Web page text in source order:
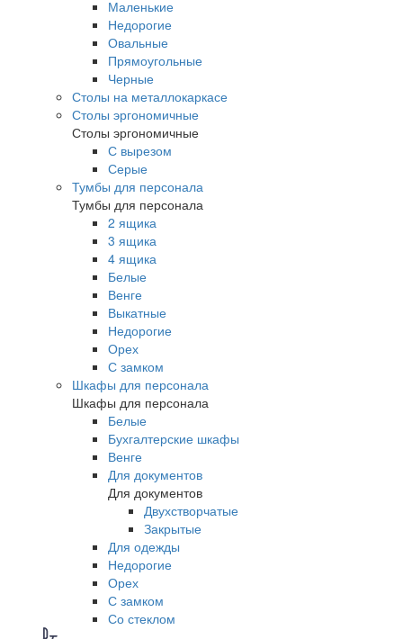
Маленькие
Недорогие
Овальные
Прямоугольные
Черные
Столы на металлокаркасе
Столы эргономичные
Столы эргономичные
С вырезом
Серые
Тумбы для персонала
Тумбы для персонала
2 ящика
3 ящика
4 ящика
Белые
Венге
Выкатные
Недорогие
Орех
С замком
Шкафы для персонала
Шкафы для персонала
Белые
Бухгалтерские шкафы
Венге
Для документов
Для документов
Двухстворчатые
Закрытые
Для одежды
Недорогие
Орех
С замком
Со стеклом